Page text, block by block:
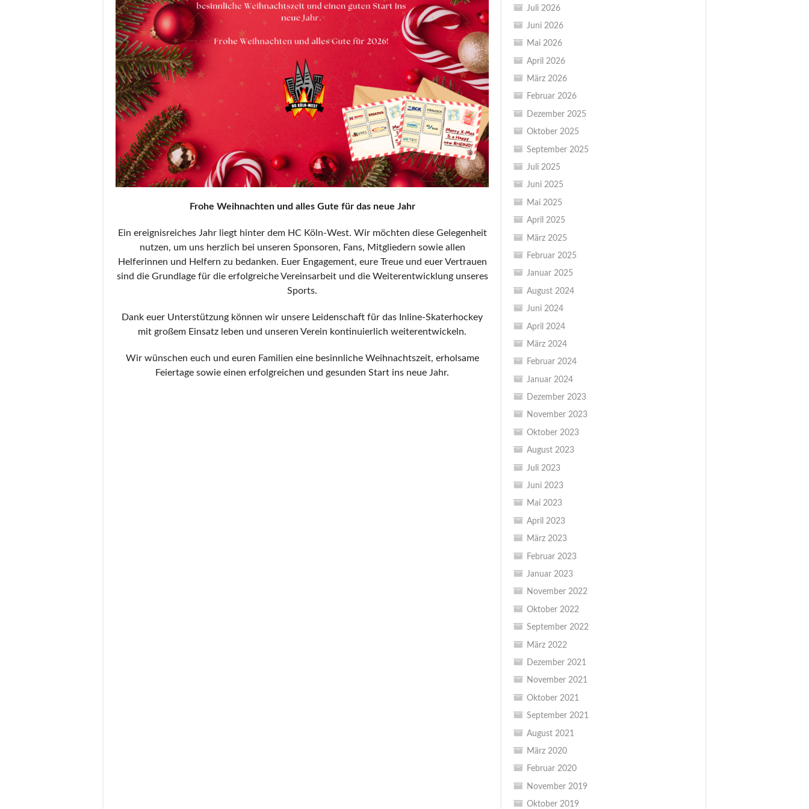
Frohe Weihnachten und alles Gute für das neue Jahr
Ein ereignisreiches Jahr liegt hinter dem HC Köln-West. Wir möchten diese Gelegenheit
nutzen, um uns herzlich bei unseren Sponsoren, Fans, Mitgliedern sowie allen
Helferinnen und Helfern zu bedanken. Euer Engagement, eure Treue und euer Vertrauen
sind die Grundlage für die erfolgreiche Vereinsarbeit und die Weiterentwicklung unseres
Sports.
Dank euer Unterstützung können wir unsere Leidenschaft für das Inline-Skaterhockey
mit großem Einsatz leben und unseren Verein kontinuierlich weiterentwickeln.
Wir wünschen euch und euren Familien eine besinnliche Weihnachtszeit, erholsame
Feiertage sowie einen erfolgreichen und gesunden Start ins neue Jahr.
Juli 2026
Juni 2026
Mai 2026
April 2026
März 2026
Februar 2026
Dezember 2025
Oktober 2025
September 2025
Juli 2025
Juni 2025
Mai 2025
April 2025
März 2025
Februar 2025
Januar 2025
August 2024
Juni 2024
April 2024
März 2024
Februar 2024
Januar 2024
Dezember 2023
November 2023
Oktober 2023
August 2023
Juli 2023
Juni 2023
Mai 2023
April 2023
März 2023
Februar 2023
Januar 2023
November 2022
Oktober 2022
September 2022
März 2022
Dezember 2021
November 2021
Oktober 2021
September 2021
August 2021
März 2020
Februar 2020
November 2019
Oktober 2019